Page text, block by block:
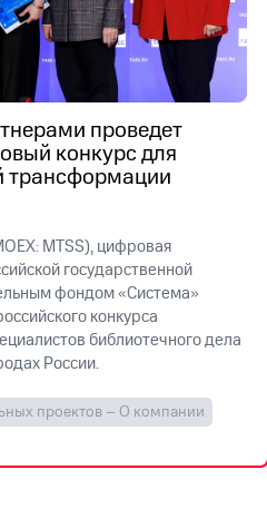
проведет
конкурс для
трансформации
MTSS), цифровая
государственной
фондом «Система»
конкурса
библиотечного дела
России.
проектов – О компании